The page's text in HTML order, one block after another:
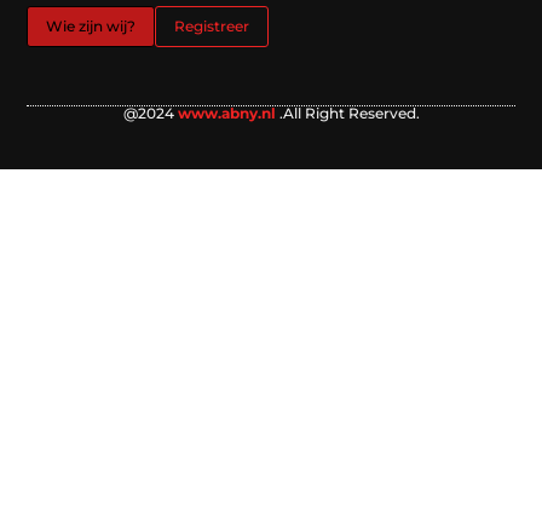
Wie zijn wij? Registreer
@2024 www.abny.nl .All Right Reserved.